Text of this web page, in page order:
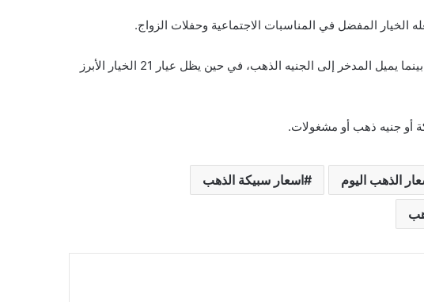
ويرى متعاملون في السوق أن اختيار نوع الذهب يعتمد بالأساس على الهدف من الشراء، فالمستثمر قد يفضل السبيكة، بينما يميل المدخر إلى الجنيه الذهب، في حين يظل عيار 21 الخيار الأبرز
أو جنيه ذهب أو مشغولات.
الذهب اليوم اسعار سبيكة الذهب